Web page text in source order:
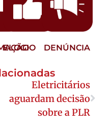
ELOGIO DENÚNCIA
Eletricitários
aguardam decisão
sobre a PLR